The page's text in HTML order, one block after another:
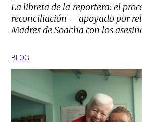
La libreta de la reportera: el
reconciliación —apoyado por
Madres de Soacha con los
BLOG